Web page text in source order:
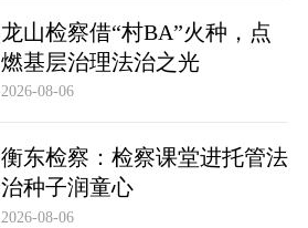
龙山检察借“村BA”火种，点
燃基层治理法治之光
2026-08-06
衡东检察：检察课堂进托管法
治种子润童心
2026-08-06